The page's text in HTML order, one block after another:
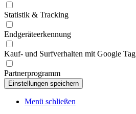
Statistik & Tracking
Endgeräteerkennung
Kauf- und Surfverhalten mit Google
Partnerprogramm
Menü schließen